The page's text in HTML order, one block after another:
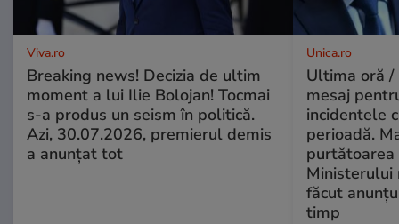
Viva.ro
Breaking news! Decizia de ultim
moment a lui Ilie Bolojan! Tocmai
s-a produs un seism în politică.
Azi, 30.07.2026, premierul demis
a anunțat tot
Unica.ro
Ultima oră /
mesaj
incidentele
perioadă.
purtătoarea
Ministerului
făcut
timp